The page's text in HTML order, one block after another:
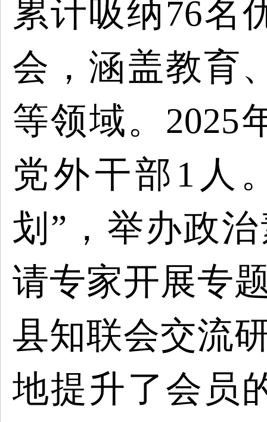
累计吸纳76名
会，涵盖教育
等领域。2025
党外干部1人
划”，举办政
请专家开展专
县知联会交流
地提升了会员